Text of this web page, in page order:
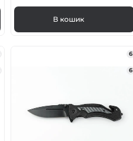
В кошик
6
6